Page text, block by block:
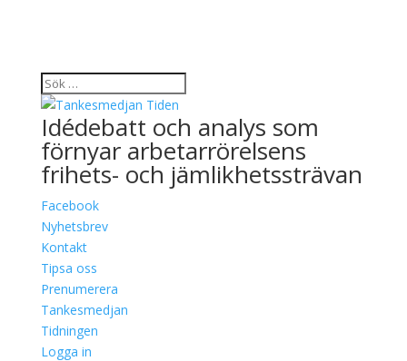
Idédebatt och analys som
förnyar arbetarrörelsens
frihets- och jämlikhetssträvan
Facebook
Nyhetsbrev
Kontakt
Tipsa oss
Prenumerera
Tankesmedjan
Tidningen
Logga in